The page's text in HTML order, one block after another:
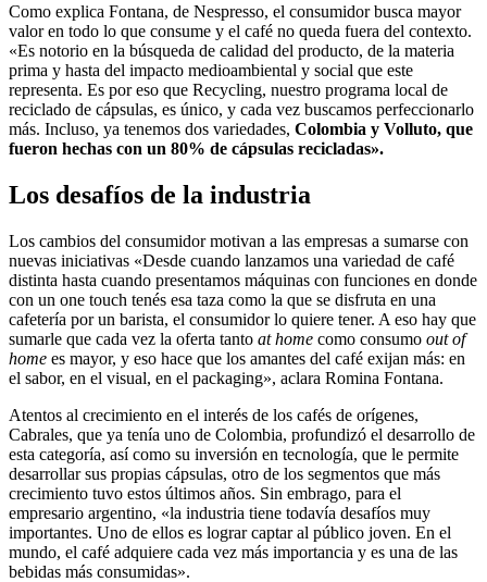
Como explica Fontana, de Nespresso, el consumidor busca mayor
valor en todo lo que consume y el café no queda fuera del contexto.
«Es notorio en la búsqueda de calidad del producto, de la materia
prima y hasta del impacto medioambiental y social que este
representa. Es por eso que Recycling, nuestro programa local de
reciclado de cápsulas, es único, y cada vez buscamos perfeccionarlo
más. Incluso, ya tenemos dos variedades, Colombia y Volluto, que
fueron hechas con un 80% de cápsulas recicladas».
Los desafíos de la industria
Los cambios del consumidor motivan a las empresas a sumarse con
nuevas iniciativas «Desde cuando lanzamos una variedad de café
distinta hasta cuando presentamos máquinas con funciones en donde
con un one touch tenés esa taza como la que se disfruta en una
cafetería por un barista, el consumidor lo quiere tener. A eso hay que
sumarle que cada vez la oferta tanto at home como consumo out of
home es mayor, y eso hace que los amantes del café exijan más: en
el sabor, en el visual, en el packaging», aclara Romina Fontana.
Atentos al crecimiento en el interés de los cafés de orígenes,
Cabrales, que ya tenía uno de Colombia, profundizó el desarrollo de
esta categoría, así como su inversión en tecnología, que le permite
desarrollar sus propias cápsulas, otro de los segmentos que más
crecimiento tuvo estos últimos años. Sin embrago, para el
empresario argentino, «la industria tiene todavía desafíos muy
importantes. Uno de ellos es lograr captar al público joven. En el
mundo, el café adquiere cada vez más importancia y es una de las
bebidas más consumidas».